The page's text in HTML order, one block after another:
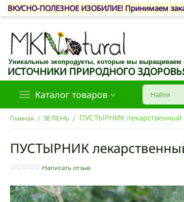
ВКУСНО-ПОЛЕЗНОЕ ИЗОБИЛИЕ! Принимаем
Уникальные экопродукты, которые мы выращиваем
ИСТОЧНИКИ ПРИРОДНОГО
Каталог товаров
Главная / ЗЕЛЕНЬ / ПУСТЫРНИК
ПУСТЫРНИК
Написать отзыв